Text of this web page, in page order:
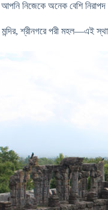
নিজেকে অনেক বেশি
মন্দির, শ্রীনগরে পরী মহল—এই